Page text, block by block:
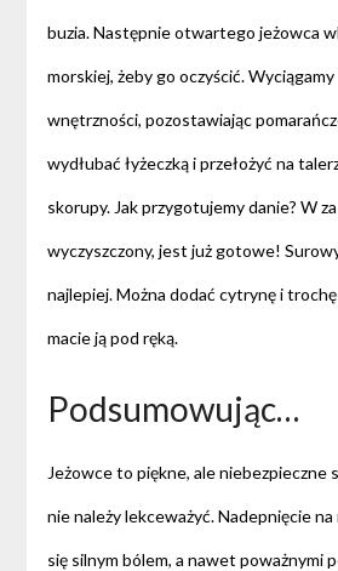
buzia. Następnie otwartego jeżowca
morskiej, żeby go oczyścić.
wnętrzności, pozostawiając
wydłubać łyżeczką i przełożyć na
skorupy. Jak przygotujemy danie? W
wyczyszczony, jest już gotowe!
najlepiej. Można dodać cytrynę i
macie ją pod ręką.
Podsumowując…
Jeżowce to piękne, ale niebezpieczne
nie należy lekceważyć. Nadepnięcie
się silnym bólem, a nawet poważnymi